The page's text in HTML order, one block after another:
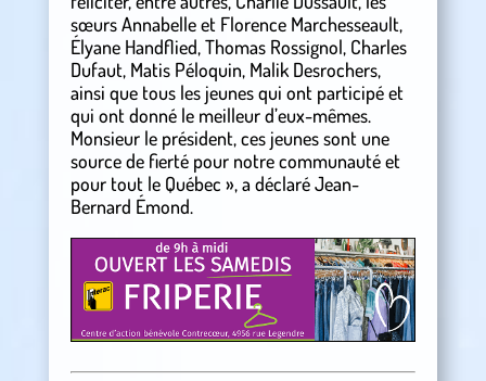
sœurs Annabelle et Florence Marchesseault,
Élyane Handflied, Thomas Rossignol, Charles
Dufaut, Matis Péloquin, Malik Desrochers,
ainsi que tous les jeunes qui ont participé et
qui ont donné le meilleur d’eux-mêmes.
Monsieur le président, ces jeunes sont une
source de fierté pour notre communauté et
pour tout le Québec », a déclaré Jean-
Bernard Émond.